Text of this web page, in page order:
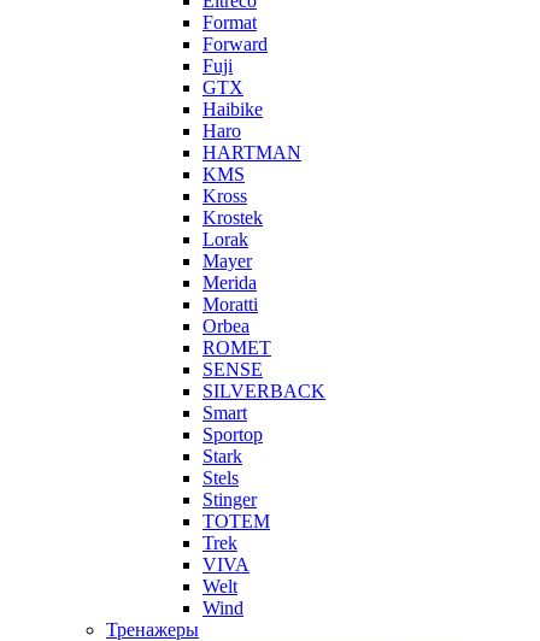
Format
Forward
Fuji
GTX
Haibike
Haro
HARTMAN
KMS
Kross
Krostek
Lorak
Mayer
Merida
Moratti
Orbea
ROMET
SENSE
SILVERBACK
Smart
Sportop
Stark
Stels
Stinger
TOTEM
Trek
VIVA
Welt
Wind
Тренажеры